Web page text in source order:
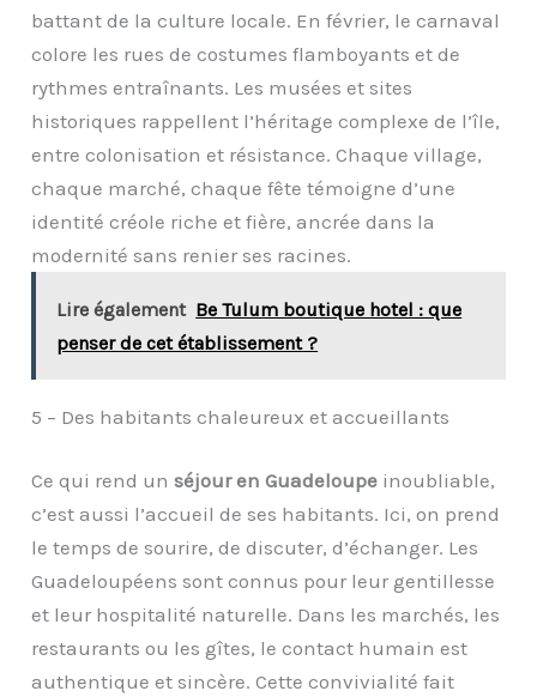
battant de la culture locale. En février, le carnaval
colore les rues de costumes flamboyants et de
rythmes entraînants. Les musées et sites
historiques rappellent l’héritage complexe de l’île,
entre colonisation et résistance. Chaque village,
chaque marché, chaque fête témoigne d’une
identité créole riche et fière, ancrée dans la
modernité sans renier ses racines.
Lire également Be Tulum boutique hotel : que
penser de cet établissement ?
5 – Des habitants chaleureux et accueillants
Ce qui rend unséjour en Guadeloupe inoubliable,
c’est aussi l’accueil de ses habitants. Ici, on prend
le temps de sourire, de discuter, d’échanger. Les
Guadeloupéens sont connus pour leur gentillesse
et leur hospitalité naturelle. Dans les marchés, les
restaurants ou les gîtes, le contact humain est
authentique et sincère. Cette convivialité fait